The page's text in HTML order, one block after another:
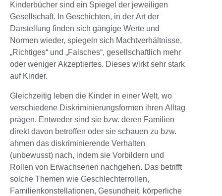
Kinderbücher sind ein Spiegel der jeweiligen
Gesellschaft. In Geschichten, in der Art der
Darstellung finden sich gängige Werte und
Normen wieder, spiegeln sich Machtverhältnisse,
„Richtiges“ und „Falsches“, gesellschaftlich mehr
oder weniger Akzeptiertes. Dieses wirkt sehr stark
auf Kinder.
Gleichzeitig leben die Kinder in einer Welt, wo
verschiedene Diskriminierungsformen ihren Alltag
prägen. Entweder sind sie bzw. deren Familien
direkt davon betroffen oder sie schauen zu bzw.
ahmen das diskriminierende Verhalten
(unbewusst) nach, indem sie Vorbildern und
Rollen von Erwachsenen nachgehen. Das betrifft
solche Themen wie Geschlechterrollen,
Familienkonstellationen, Gesundheit, körperliche